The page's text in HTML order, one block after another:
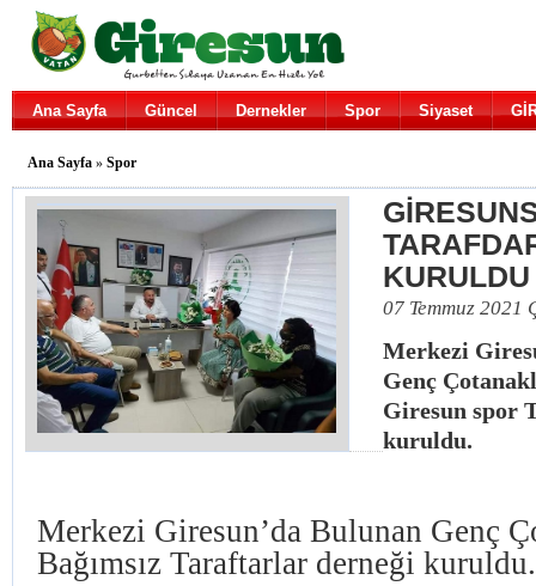
Ana Sayfa Güncel Dernekler Spor Siyaset
Ana Sayfa » Spor
KURULDU
07 Temmuz 2021
Merkezi
Genç
Giresun spor
kuruldu.
Merkezi Giresun’da Bulunan Genç
Bağımsız Taraftarlar derneği kuruldu.